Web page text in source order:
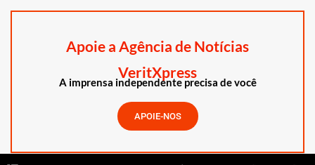
Apoie a Agência de Notícias
VeritXpress
A imprensa independente precisa de você
APOIE-NOS